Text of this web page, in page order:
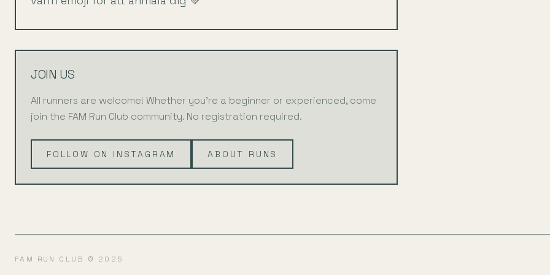
JOIN US
All runners are welcome! Whether you're a beginner or experienced, come
join the FAM Run Club community. No registration required.
FOLLOW ON INSTAGRAM ABOUT RUNS
FAM RUN CLUB © 2025